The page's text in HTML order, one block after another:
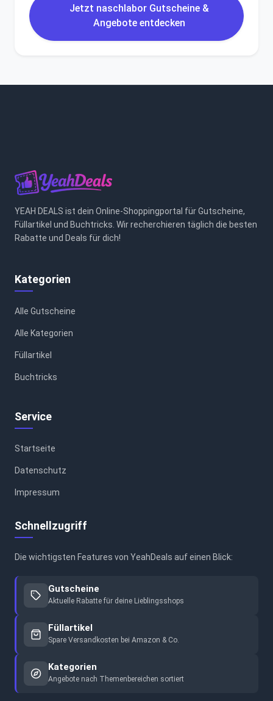
Jetzt naschlabor Gutscheine &
Angebote entdecken
YEAH DEALS ist dein Online-Shoppingportal für Gutscheine,
Füllartikel und Buchtricks. Wir recherchieren täglich die besten
Rabatte und Deals für dich!
Kategorien
Alle Gutscheine
Alle Kategorien
Füllartikel
Buchtricks
Service
Startseite
Datenschutz
Impressum
Schnellzugriff
Die wichtigsten Features von YeahDeals auf einen Blick:
Gutscheine
Aktuelle Rabatte für deine Lieblingsshops
Füllartikel
Spare Versandkosten bei Amazon & Co.
Kategorien
Angebote nach Themenbereichen sortiert